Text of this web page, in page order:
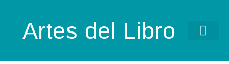
Artes del Libro